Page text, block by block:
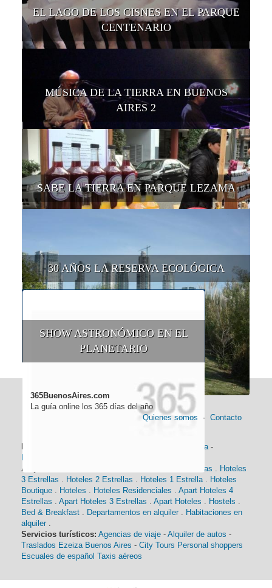
EL LAGO DE LOS CISNES EN EL PARQUE
CENTENARIO
MÚSICA DE LA TIERRA EN BUENOS
AIRES 2
SABE LA TIERRA EN PARQUE LEZAMA
30 AÑOS LA RESERVA ECOLÓGICA
SHOW ASTRONÓMICO EN EL
PLANETARIO
365BuenosAires.com
La guía online los 365 días del año
Quienes somos - Contacto
Historia -
Alojamiento:
Hoteles 4 Estrellas
Hoteles
3 Estrellas
Hoteles 2 Estrellas Hoteles 1 Estrella
Hoteles
Boutique
Hoteles Hoteles Residenciales
Apart Hoteles 4
Estrellas
Apart Hoteles 3 Estrellas Apart Hoteles Hostels
Bed & Breakfast
Departamentos en alquiler
Habitaciones en
alquiler
Servicios turísticos: Agencias de viaje - Alquiler de autos -
Traslados Ezeiza Buenos Aires - City Tours Personal shoppers
Escuales de español Taxis aéreos